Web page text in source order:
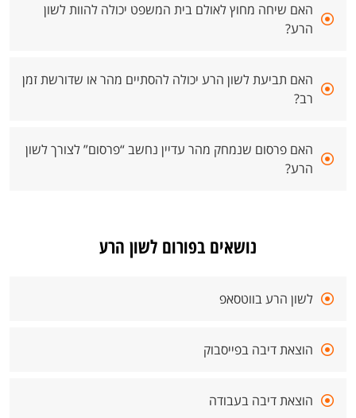
האם שיחה מחוץ לאולם בית המשפט יכולה להוות לשון
הרע?
האם תביעת לשון הרע יכולה להסתיים מהר או שדורשת זמן
רב?
האם פרסום שנמחק מהר עדיין נחשב “פרסום” לצורך לשון
הרע?
נושאים בפורום לשון הרע
לשון הרע בווטסאפ
הוצאת דיבה בפייסבוק
הוצאת דיבה בעבודה